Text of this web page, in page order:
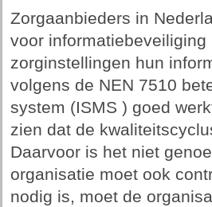
Zorgaanbieders in
voor
zorginstellingen hun
volgens de NEN 7510
system (ISMS ) goed
zien dat de
Daarvoor is het niet
organisatie moet ook
nodig is, moet de